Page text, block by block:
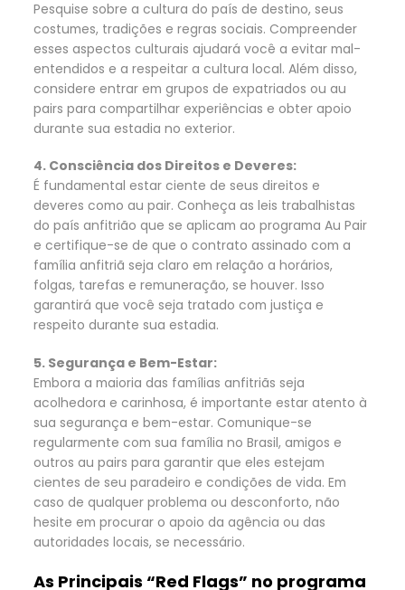
Pesquise sobre a cultura do país de destino, seus
costumes, tradições e regras sociais. Compreender
esses aspectos culturais ajudará você a evitar mal-
entendidos e a respeitar a cultura local. Além disso,
considere entrar em grupos de expatriados ou au
pairs para compartilhar experiências e obter apoio
durante sua estadia no exterior.
4. Consciência dos Direitos e Deveres:
É fundamental estar ciente de seus direitos e
deveres como au pair. Conheça as leis trabalhistas
do país anfitrião que se aplicam ao programa Au Pair
e certifique-se de que o contrato assinado com a
família anfitriã seja claro em relação a horários,
folgas, tarefas e remuneração, se houver. Isso
garantirá que você seja tratado com justiça e
respeito durante sua estadia.
5. Segurança e Bem-Estar:
Embora a maioria das famílias anfitriãs seja
acolhedora e carinhosa, é importante estar atento à
sua segurança e bem-estar. Comunique-se
regularmente com sua família no Brasil, amigos e
outros au pairs para garantir que eles estejam
cientes de seu paradeiro e condições de vida. Em
caso de qualquer problema ou desconforto, não
hesite em procurar o apoio da agência ou das
autoridades locais, se necessário.
As Principais “Red Flags” no programa